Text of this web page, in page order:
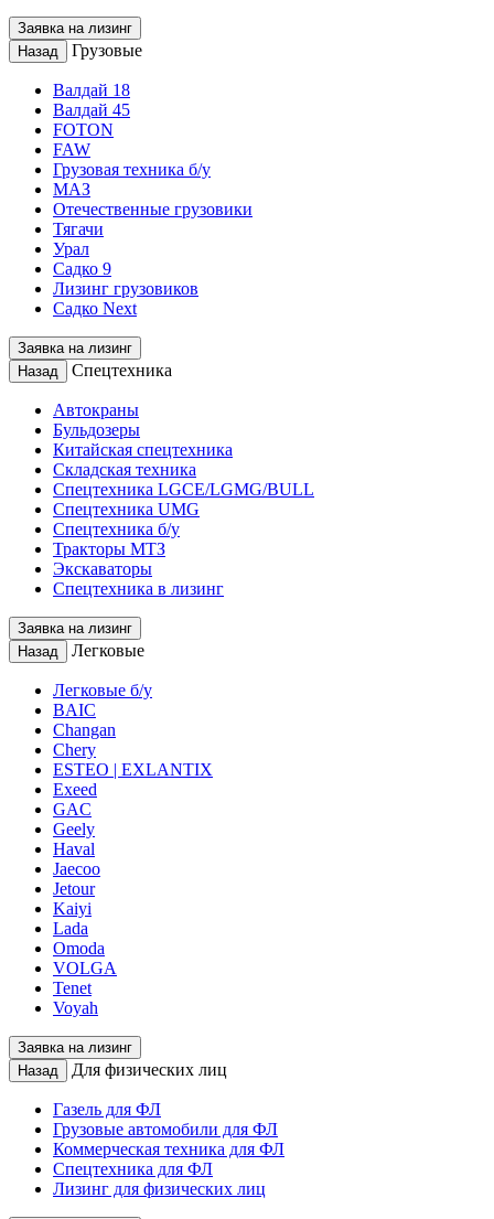
Заявка на лизинг
Назад
Грузовые
Валдай 18
Валдай 45
FOTON
FAW
Грузовая техника б/у
МАЗ
Отечественные грузовики
Тягачи
Урал
Садко 9
Лизинг грузовиков
Садко Next
Заявка на лизинг
Назад
Спецтехника
Автокраны
Бульдозеры
Китайская спецтехника
Складская техника
Спецтехника LGCE/LGMG/BULL
Спецтехника UMG
Спецтехника б/у
Тракторы МТЗ
Экскаваторы
Спецтехника в лизинг
Заявка на лизинг
Назад
Легковые
Легковые б/у
BAIC
Changan
Chery
ESTEO | EXLANTIX
Exeed
GAC
Geely
Haval
Jaecoo
Jetour
Kaiyi
Lada
Omoda
VOLGA
Tenet
Voyah
Заявка на лизинг
Назад
Для физических лиц
Газель для ФЛ
Грузовые автомобили для ФЛ
Коммерческая техника для ФЛ
Спецтехника для ФЛ
Лизинг для физических лиц